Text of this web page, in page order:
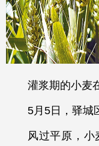
灌浆期的小麦
5月5日，驿城
风过平原，小